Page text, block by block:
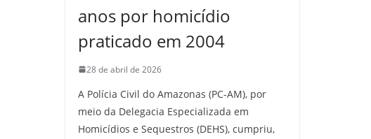
anos por homicídio
praticado em 2004
28 de abril de 2026
A Polícia Civil do Amazonas (PC-AM), por
meio da Delegacia Especializada em
Homicídios e Sequestros (DEHS), cumpriu,